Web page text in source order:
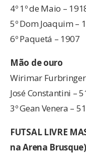
4º 1º de Maio –
5º Dom Joaquim –
6º Paquetá – 1907
Mão de ouro
Wirimar
José Constantini –
3º Gean Venera –
FUTSAL LIVRE
na Arena Brusque)